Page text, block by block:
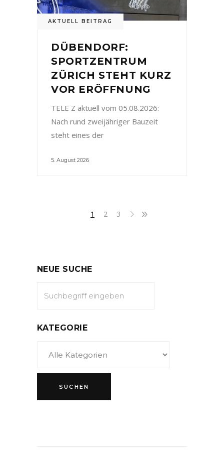
AKTUELL BEITRAG
DÜBENDORF:
SPORTZENTRUM
ZÜRICH STEHT KURZ
VOR ERÖFFNUNG
TELE Z aktuell vom 05.08.2026:
Nach rund zweijähriger Bauzeit
steht eines der
5. August 2026
1 2 3
NEUE SUCHE
KATEGORIE